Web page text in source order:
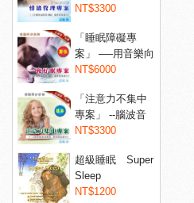
不會亂...
NT$3300
「睡眠障礙專
案」 ──用音樂向
睡眠...
NT$6000
「注意力不集中
專案」 --腦波音
樂專...
NT$3300
超級睡眠 Super
Sleep
NT$1200